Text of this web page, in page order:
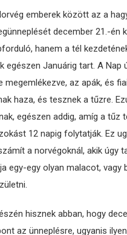
emberek között az a
december 21.-én
hanem a tél
egészen Januárig tart. A Nap
megemlékezve, az apák, és
haza, és tesznek a tűzre.
egészen addig, amíg a tűz
12 napig folytatják. Ez
a norvégoknál, akik úgy
egy-egy olyan malacot, vagy
hisznek abban, hogy
az ünneplésre, ugyanis